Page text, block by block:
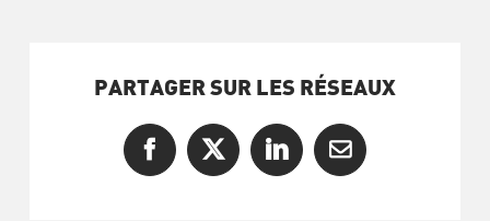
PARTAGER SUR LES RÉSEAUX
Facebook
X LinkedInCourriel